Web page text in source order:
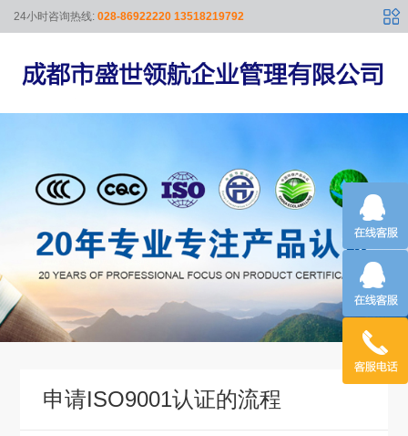
24小时咨询热线: 028-86922220 13518219792
申请ISO9001认证的流程